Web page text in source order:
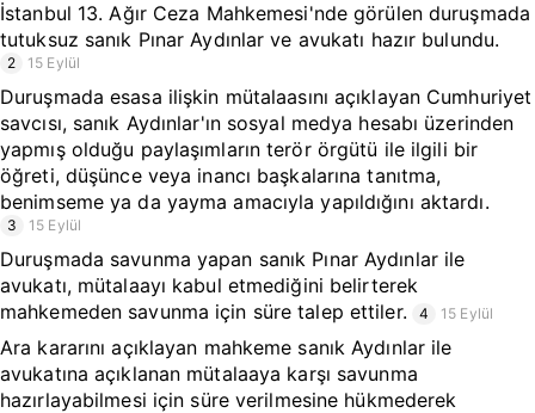
İstanbul 13. Ağır Ceza Mahkemesi'nde görülen duruşmada
tutuksuz sanık Pınar Aydınlar ve avukatı hazır bulundu.
2 15 Eylül
Duruşmada esasa ilişkin mütalaasını açıklayan Cumhuriyet
savcısı, sanık Aydınlar'ın sosyal medya hesabı üzerinden
yapmış olduğu paylaşımların terör örgütü ile ilgili bir
öğreti, düşünce veya inancı başkalarına tanıtma,
benimseme ya da yayma amacıyla yapıldığını aktardı.
3 15 Eylül
Duruşmada savunma yapan sanık Pınar Aydınlar ile
avukatı, mütalaayı kabul etmediğini belirterek
mahkemeden savunma için süre talep ettiler.
4 15 Eylül
Ara kararını açıklayan mahkeme sanık Aydınlar ile
avukatına açıklanan mütalaaya karşı savunma
hazırlayabilmesi için süre verilmesine hükmederek